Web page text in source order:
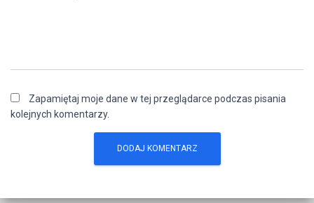
Zapamiętaj moje dane w tej przeglądarce podczas pisania
kolejnych komentarzy.